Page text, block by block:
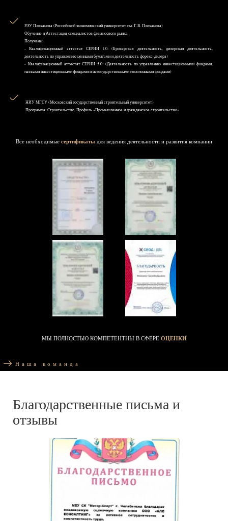
РЭУ Плеханова (Российский экономический университет им. Г.В. Плеханова)
Обучение и Аттестация специалистов финансового рынка
Получены:
- Квалификационный аттестат СЕРИИ 1.0: (Брокерская деятельность, дилерская деятельность,
деятельность по управлению ценными бумагами и деятельность форекс-дилера)
- Квалификационный аттестат СЕРИИ 5.0: (Деятельность по управлению инвестиционными фондами,
паевыми инвестиционными фондами и негосударственными пенсионными фондами)
НИУ MГСУ (Московский государственный строительный университет)
Программа: Строительство, Профиль «Промышленное и гражданское строительство»
Все необходимые сертификаты для ведения деятельности и развития компании
МЫ ПОЛНОСТЬЮ КОМПЕТЕНТНЫ В СФЕРЕ ОЦЕНКИ
Наша команда
Благодарственные письма и
отзывы